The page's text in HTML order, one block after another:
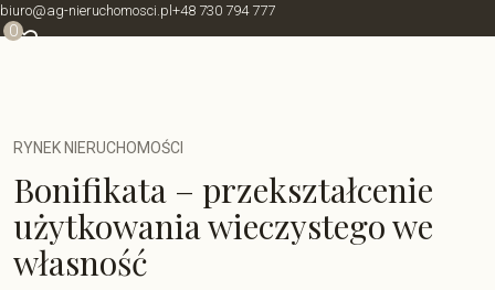
biuro@ag-nieruchomosci.pl +48 730 794 777
0
RYNEK NIERUCHOMOŚCI
Bonifikata – przekształcenie
użytkowania wieczystego we
własność